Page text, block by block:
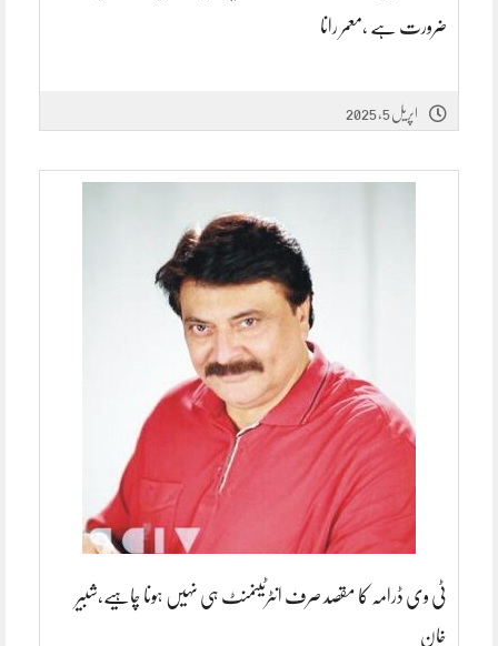
ضرورت ہے ،معمر رانا
اپریل 5, 2025
ٹی وی ڈرامہ کا مقصد صرف انٹرٹینمنٹ ہی نہیں ہونا چاہیے،شبیر
خان